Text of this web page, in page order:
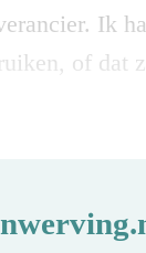
Ik
of dat